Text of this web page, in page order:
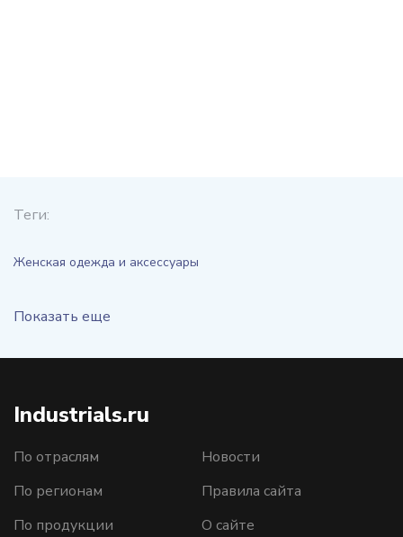
Теги:
Женская одежда и аксессуары
Показать еще
Industrials.ru
По отраслям
По регионам
По продукции
Новости
Правила сайта
О сайте